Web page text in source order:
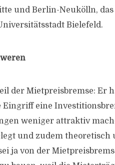
und Berlin-Neukölln,
Bielefeld.
der Mietpreisbremse: Er
eine
weniger attraktiv
und zudem theoretisch
ja von der